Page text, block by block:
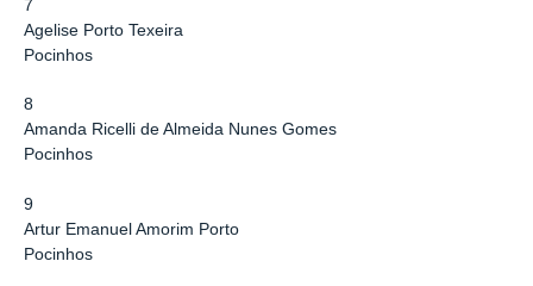
7
Agelise Porto Texeira
Pocinhos
8
Amanda Ricelli de Almeida Nunes Gomes
Pocinhos
9
Artur Emanuel Amorim Porto
Pocinhos